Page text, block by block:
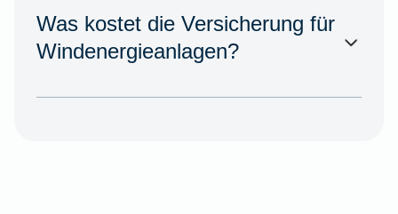
Was kostet die Versicherung für
Windenergieanlagen?